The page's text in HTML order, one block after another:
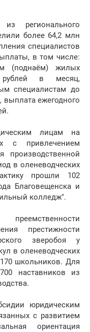
регионального
более 64,2 млн
специалистов
в том числе:
(поднаём) жилых
в месяц,
специалистам до
выплата ежегодного
лицам на
с привлечением
производственной
в оленеводческих
прошли 102
Благовещенска и
колледж".
престижности
зверобоя у
в оленеводческих
школьников. Для
наставников из
юридическим
с развитием
ориентация